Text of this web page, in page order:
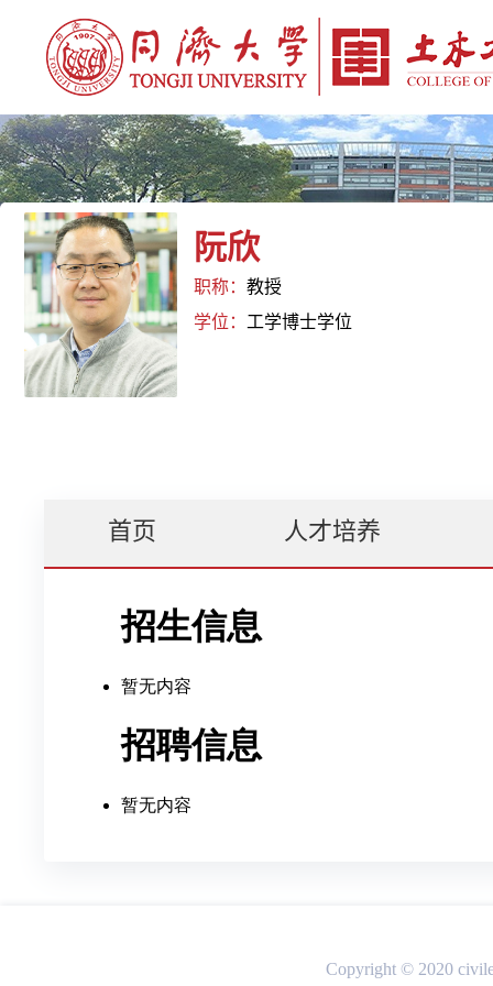
阮欣
职称：教授
学位：工学博士学位
首页 人才培养
Copyright © 2020